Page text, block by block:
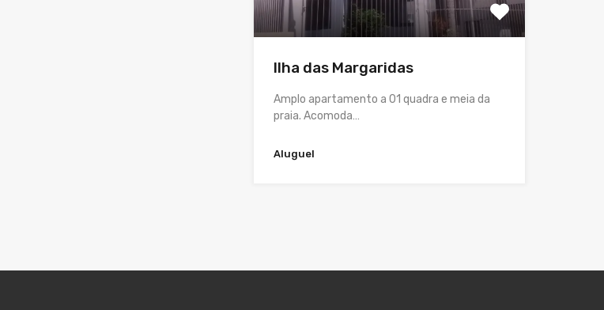
Ilha das Margaridas
Amplo apartamento a 01 quadra e meia da
praia. Acomoda…
Aluguel